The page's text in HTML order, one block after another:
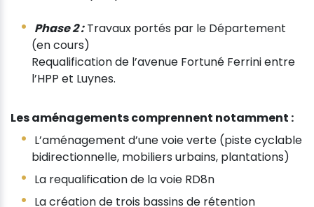
Phase 2 : Travaux portés par le Département
(en cours)
Requalification de l’avenue Fortuné Ferrini entre
l’HPP et Luynes.
Les aménagements comprennent notamment :
L’aménagement d’une voie verte (piste cyclable
bidirectionnelle, mobiliers urbains, plantations)
La requalification de la voie RD8n
La création de trois bassins de rétention